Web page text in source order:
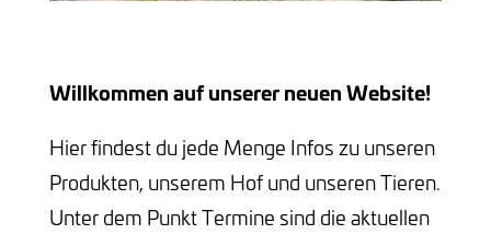
Willkommen auf unserer neuen Website!
Hier findest du jede Menge Infos zu unseren
Produkten, unserem Hof und unseren Tieren.
Unter dem Punkt Termine sind die aktuellen